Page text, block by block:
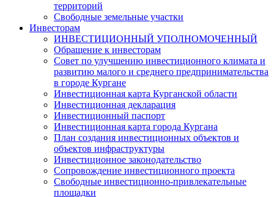
территорий
Свободные земельные участки
Инвесторам
ИНВЕСТИЦИОННЫЙ УПОЛНОМОЧЕННЫЙ
Обращение к инвесторам
Совет по улучшению инвестиционного климата и
развитию малого и среднего предпринимательства
в городе Кургане
Инвестиционная карта Курганской области
Инвестиционная декларация
Инвестиционный паспорт
Инвестиционная карта города Кургана
План создания инвестиционных объектов и
объектов инфраструктуры
Инвестиционное законодательство
Сопровождение инвестиционного проекта
Свободные инвестиционно-привлекательные
площадки